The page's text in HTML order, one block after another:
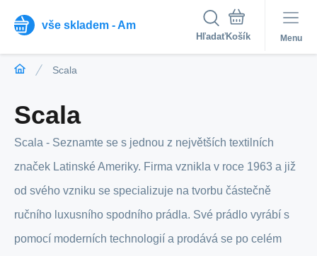
vše skladem - Am
Hľadať Menu
Scala
Scala
Scala - Seznamte se s jednou z největších textilních
značek Latinské Ameriky. Firma vznikla v roce 1963 a již
od svého vzniku se specializuje na tvorbu částečně
ručního luxusního spodního prádla. Své prádlo vyrábí s
pomocí moderních technologií a prodává se po celém